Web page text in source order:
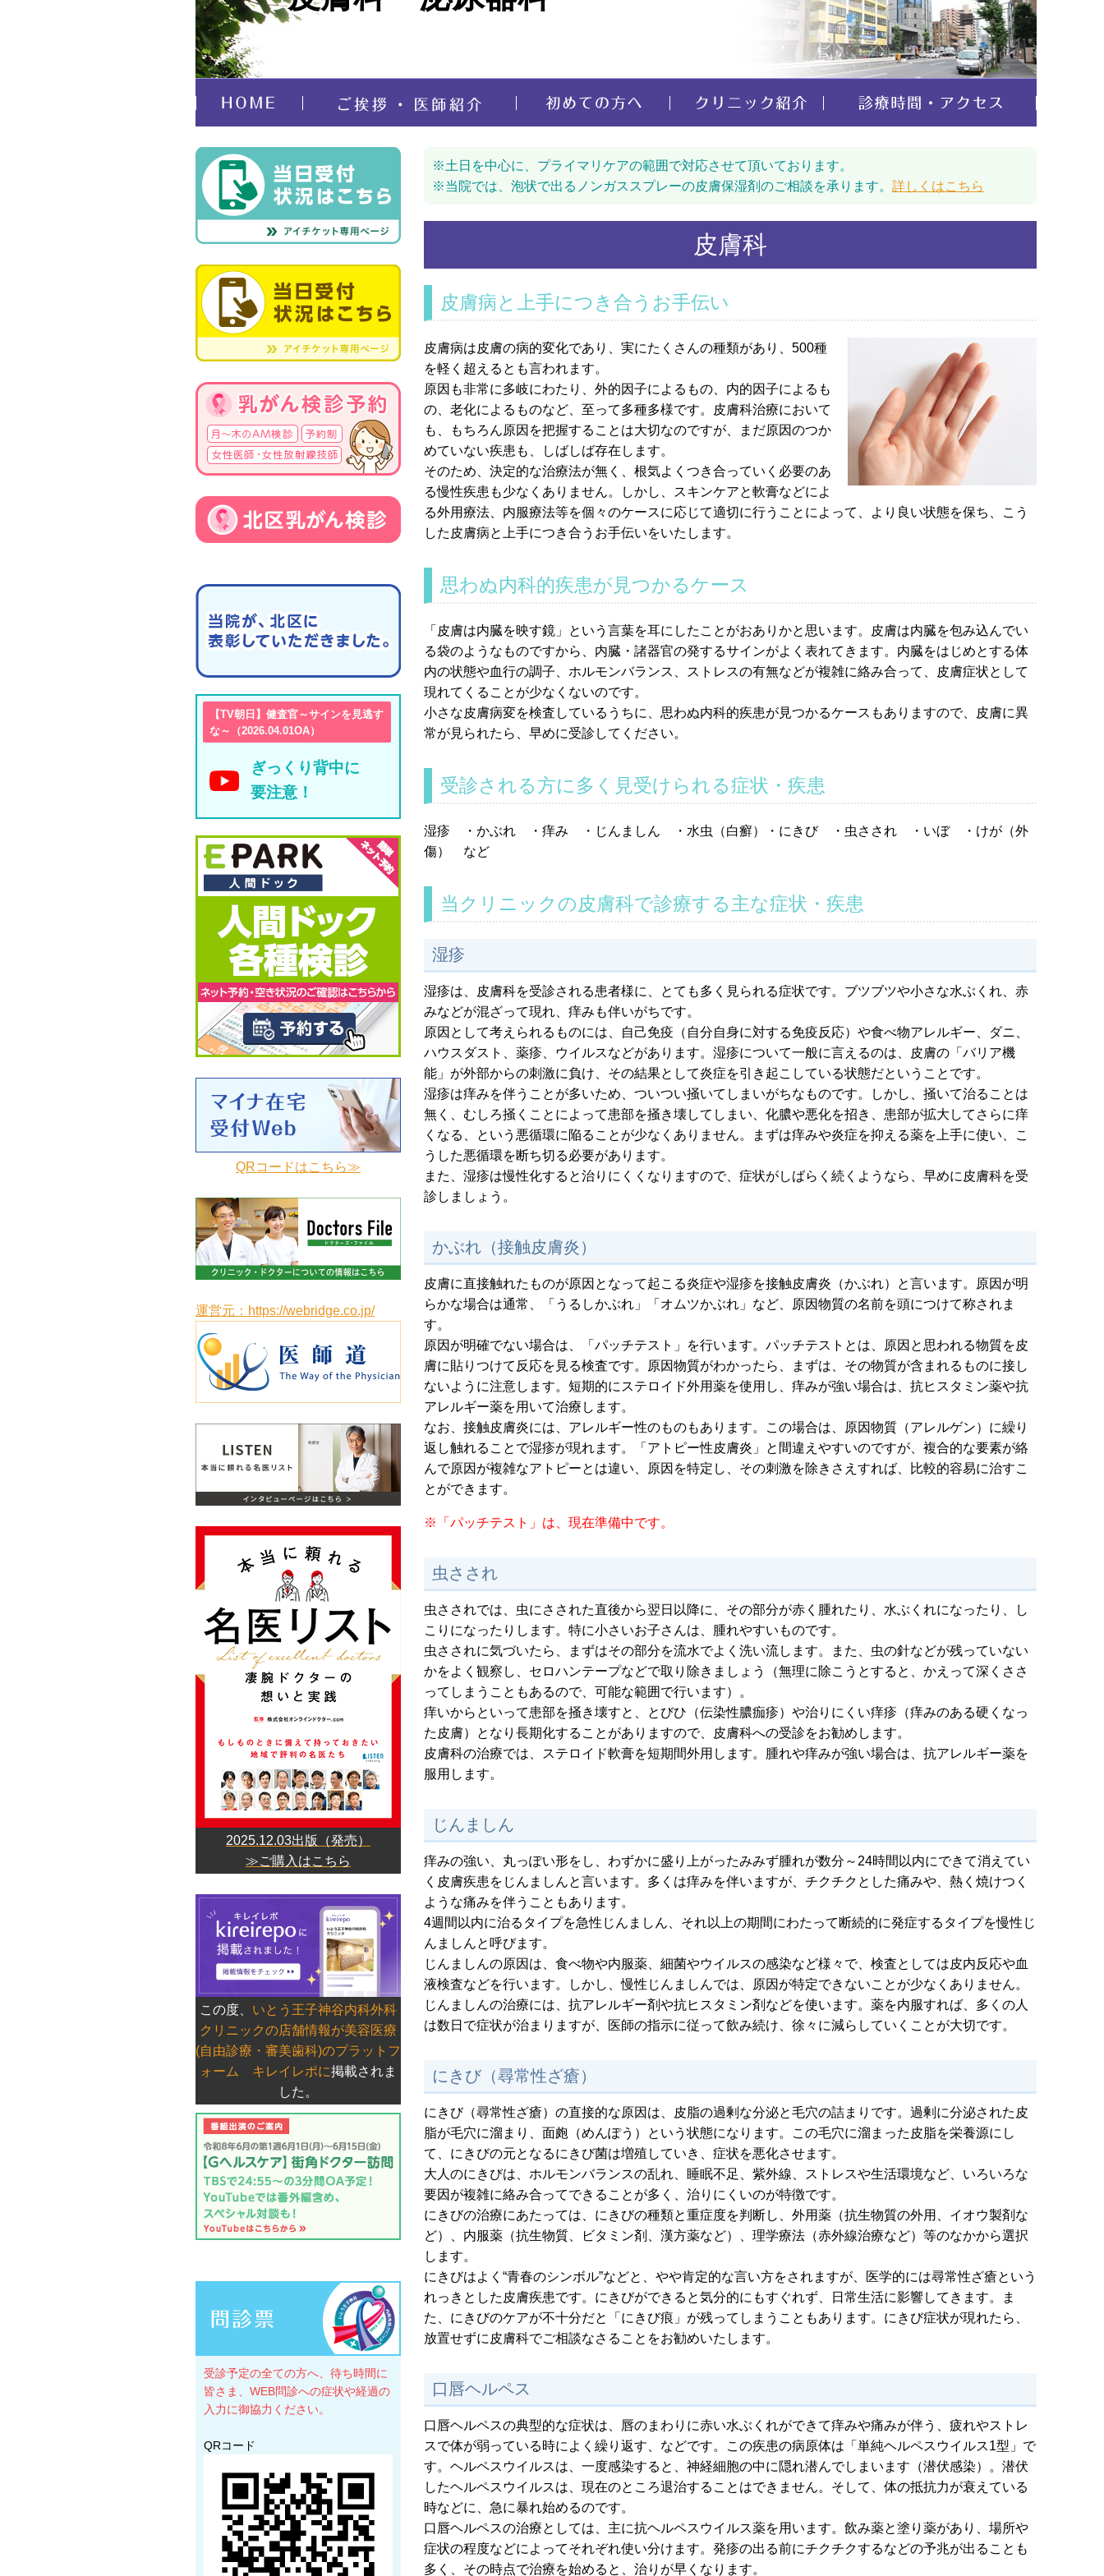
※土日を中心に、プライマリケアの範囲で対応させて頂いております。
※当院では、泡状で出るノンガススプレーの皮膚保湿剤のご相談を承ります。 詳しくはこちら
皮膚科
皮膚病と上手につき合うお手伝い
皮膚病は皮膚の病的変化であり、実にたくさんの種類があり、500種
を軽く超えるとも言われます。
原因も非常に多岐にわたり、外的因子によるもの、内的因子によるも
の、老化によるものなど、至って多種多様です。皮膚科治療において
も、もちろん原因を把握することは大切なのですが、まだ原因のつか
めていない疾患も、しばしば存在します。
そのため、決定的な治療法が無く、根気よくつき合っていく必要のあ
る慢性疾患も少なくありません。しかし、スキンケアと軟膏などによ
る外用療法、内服療法等を個々のケースに応じて適切に行うことによって、より良い状態を保ち、こう
した皮膚病と上手につき合うお手伝いをいたします。
思わぬ内科的疾患が見つかるケース
「皮膚は内臓を映す鏡」という言葉を耳にしたことがおありかと思います。皮膚は内臓を包み込んでい
る袋のようなものですから、内臓・諸器官の発するサインがよく表れてきます。内臓をはじめとする体
内の状態や血行の調子、ホルモンバランス、ストレスの有無などが複雑に絡み合って、皮膚症状として
現れてくることが少なくないのです。
小さな皮膚病変を検査しているうちに、思わぬ内科的疾患が見つかるケースもありますので、皮膚に異
常が見られたら、早めに受診してください。
受診される方に多く見受けられる症状・疾患
湿疹 ・かぶれ ・痒み ・じんましん ・水虫（白癬）・にきび ・虫さされ ・いぼ ・けが（外
傷） など
当クリニックの皮膚科で診療する主な症状・疾患
湿疹
湿疹は、皮膚科を受診される患者様に、とても多く見られる症状です。ブツブツや小さな水ぶくれ、赤
みなどが混ざって現れ、痒みも伴いがちです。
原因として考えられるものには、自己免疫（自分自身に対する免疫反応）や食べ物アレルギー、ダニ、
ハウスダスト、薬疹、ウイルスなどがあります。湿疹について一般に言えるのは、皮膚の「バリア機
能」が外部からの刺激に負け、その結果として炎症を引き起こしている状態だということです。
湿疹は痒みを伴うことが多いため、ついつい掻いてしまいがちなものです。しかし、掻いて治ることは
無く、むしろ掻くことによって患部を掻き壊してしまい、化膿や悪化を招き、患部が拡大してさらに痒
くなる、という悪循環に陥ることが少なくありません。まずは痒みや炎症を抑える薬を上手に使い、こ
うした悪循環を断ち切る必要があります。
また、湿疹は慢性化すると治りにくくなりますので、症状がしばらく続くようなら、早めに皮膚科を受
診しましょう。
かぶれ（接触皮膚炎）
皮膚に直接触れたものが原因となって起こる炎症や湿疹を接触皮膚炎（かぶれ）と言います。原因が明
らかな場合は通常、「うるしかぶれ」「オムツかぶれ」など、原因物質の名前を頭につけて称されま
す。
原因が明確でない場合は、「パッチテスト」を行います。パッチテストとは、原因と思われる物質を皮
膚に貼りつけて反応を見る検査です。原因物質がわかったら、まずは、その物質が含まれるものに接し
ないように注意します。短期的にステロイド外用薬を使用し、痒みが強い場合は、抗ヒスタミン薬や抗
アレルギー薬を用いて治療します。
なお、接触皮膚炎には、アレルギー性のものもあります。この場合は、原因物質（アレルゲン）に繰り
返し触れることで湿疹が現れます。「アトピー性皮膚炎」と間違えやすいのですが、複合的な要素が絡
んで原因が複雑なアトピーとは違い、原因を特定し、その刺激を除きさえすれば、比較的容易に治すこ
とができます。
※「パッチテスト」は、現在準備中です。
虫さされ
虫さされでは、虫にさされた直後から翌日以降に、その部分が赤く腫れたり、水ぶくれになったり、し
こりになったりします。特に小さいお子さんは、腫れやすいものです。
虫さされに気づいたら、まずはその部分を流水でよく洗い流します。また、虫の針などが残っていない
かをよく観察し、セロハンテープなどで取り除きましょう（無理に除こうとすると、かえって深くささ
ってしまうこともあるので、可能な範囲で行います）。
痒いからといって患部を掻き壊すと、とびひ（伝染性膿痂疹）や治りにくい痒疹（痒みのある硬くなっ
た皮膚）となり長期化することがありますので、皮膚科への受診をお勧めします。
皮膚科の治療では、ステロイド軟膏を短期間外用します。腫れや痒みが強い場合は、抗アレルギー薬を
服用します。
じんましん
痒みの強い、丸っぽい形をし、わずかに盛り上がったみみず腫れが数分～24時間以内にできて消えてい
く皮膚疾患をじんましんと言います。多くは痒みを伴いますが、チクチクとした痛みや、熱く焼けつく
ような痛みを伴うこともあります。
4週間以内に治るタイプを急性じんましん、それ以上の期間にわたって断続的に発症するタイプを慢性じ
んましんと呼びます。
じんましんの原因は、食べ物や内服薬、細菌やウイルスの感染など様々で、検査としては皮内反応や血
液検査などを行います。しかし、慢性じんましんでは、原因が特定できないことが少なくありません。
じんましんの治療には、抗アレルギー剤や抗ヒスタミン剤などを使います。薬を内服すれば、多くの人
は数日で症状が治まりますが、医師の指示に従って飲み続け、徐々に減らしていくことが大切です。
にきび（尋常性ざ瘡）
にきび（尋常性ざ瘡）の直接的な原因は、皮脂の過剰な分泌と毛穴の詰まりです。過剰に分泌された皮
脂が毛穴に溜まり、面皰（めんぽう）という状態になります。この毛穴に溜まった皮脂を栄養源にし
て、にきびの元となるにきび菌は増殖していき、症状を悪化させます。
大人のにきびは、ホルモンバランスの乱れ、睡眠不足、紫外線、ストレスや生活環境など、いろいろな
要因が複雑に絡み合ってできることが多く、治りにくいのが特徴です。
にきびの治療にあたっては、にきびの種類と重症度を判断し、外用薬（抗生物質の外用、イオウ製剤な
ど）、内服薬（抗生物質、ビタミン剤、漢方薬など）、理学療法（赤外線治療など）等のなかから選択
します。
にきびはよく“青春のシンボル”などと、やや肯定的な言い方をされますが、医学的には尋常性ざ瘡という
れっきとした皮膚疾患です。にきびができると気分的にもすぐれず、日常生活に影響してきます。ま
た、にきびのケアが不十分だと「にきび痕」が残ってしまうこともあります。にきび症状が現れたら、
放置せずに皮膚科でご相談なさることをお勧めいたします。
口唇ヘルペス
口唇ヘルペスの典型的な症状は、唇のまわりに赤い水ぶくれができて痒みや痛みが伴う、疲れやストレ
スで体が弱っている時によく繰り返す、などです。この疾患の病原体は「単純ヘルペスウイルス1型」で
す。ヘルペスウイルスは、一度感染すると、神経細胞の中に隠れ潜んでしまいます（潜伏感染）。潜伏
したヘルペスウイルスは、現在のところ退治することはできません。そして、体の抵抗力が衰えている
時などに、急に暴れ始めるのです。
口唇ヘルペスの治療としては、主に抗ヘルペスウイルス薬を用います。飲み薬と塗り薬があり、場所や
症状の程度などによってそれぞれ使い分けます。発疹の出る前にチクチクするなどの予兆が出ることも
多く、その時点で治療を始めると、治りが早くなります。
【TV朝日】健査官～サインを見逃す
な～（2026.04.01OA）
ぎっくり背中に
要注意！
QRコードはこちら≫
運営元：https://webridge.co.jp/
2025.12.03出版（発売）
≫ご購入はこちら
この度、 いとう王子神谷内科外科
クリニックの店舗情報が美容医療
(自由診療・審美歯科)のプラットフ
ォーム キレイレポに掲載されま
した。
受診予定の全ての方へ、待ち時間に
皆さま、WEB問診への症状や経過の
入力に御協力ください。
QRコード